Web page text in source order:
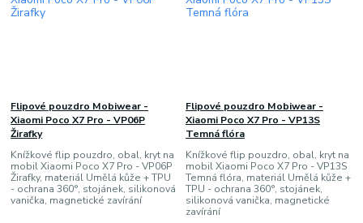
Flipové pouzdro Mobiwear -
Xiaomi Poco X7 Pro - VP06P
Žirafky
Knížkové flip pouzdro, obal, kryt na
mobil Xiaomi Poco X7 Pro - VP06P
Žirafky, materiál Umělá kůže + TPU
- ochrana 360°, stojánek, silikonová
vanička, magnetické zavírání
Flipové pouzdro Mobiwear -
Xiaomi Poco X7 Pro - VP13S
Temná flóra
Knížkové flip pouzdro, obal, kryt na
mobil Xiaomi Poco X7 Pro - VP13S
Temná flóra, materiál Umělá kůže +
TPU - ochrana 360°, stojánek,
silikonová vanička, magnetické
zavírání